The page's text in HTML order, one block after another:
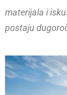
materijala i
postaju